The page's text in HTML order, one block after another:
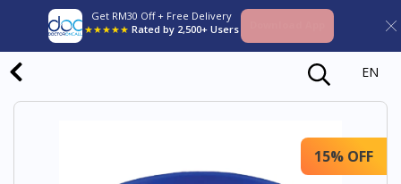
Get RM30 Off + Free Delivery
★★★★★ Rated by 2,500+ Users
EN
15% OFF